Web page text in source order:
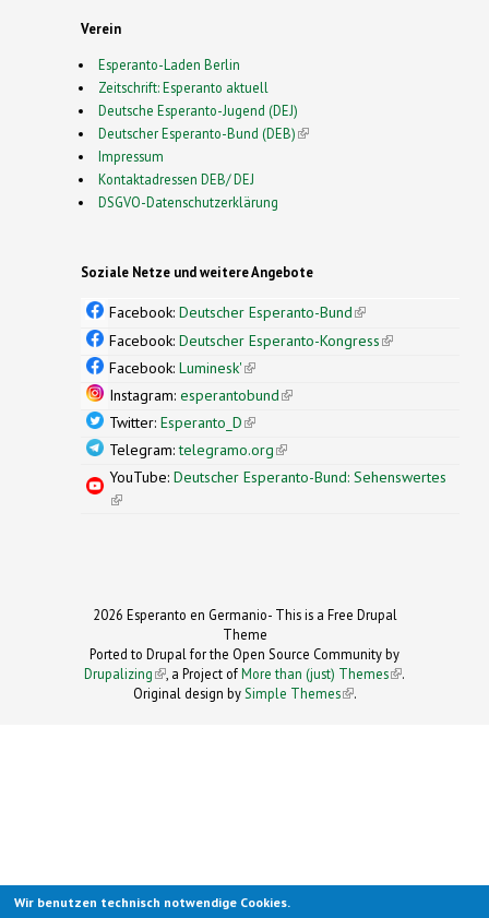
Verein
Esperanto-Laden Berlin
Zeitschrift: Esperanto aktuell
Deutsche Esperanto-Jugend (DEJ)
Deutscher Esperanto-Bund (DEB)(link is external)
Impressum
Kontaktadressen DEB/ DEJ
DSGVO-Datenschutzerklärung
Soziale Netze und weitere Angebote
Facebook: Deutscher Esperanto-Bund(link is
external)
Facebook: Deutscher Esperanto-Kongress(link is
Facebook: Luminesk'(link is external)
Instagram: esperantobund(link is external)
Twitter: Esperanto_D(link is external)
Telegram:telegramo.org(link is external)
YouTube: Deutscher Esperanto-Bund: Sehenswertes
(link is external)
2026 Esperanto en Germanio- This is a Free Drupal
Theme
Ported to Drupal for the Open Source Community by
Drupalizing(link is external)
, a Project ofMore than (just) Themes (link is
.
Original design by Simple Themes
(link is
.
Wir benutzen technisch notwendige Cookies.